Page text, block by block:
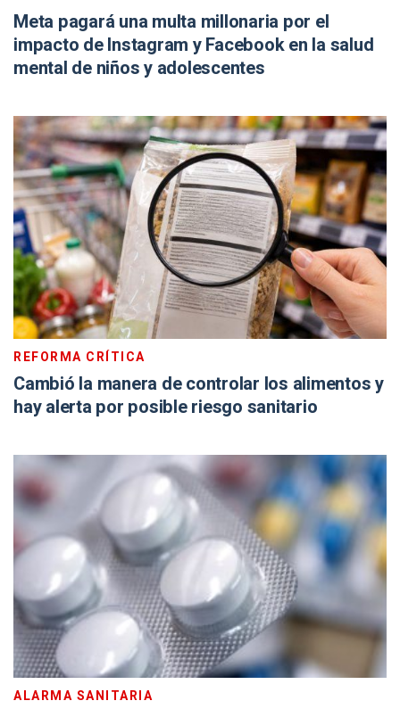
Meta pagará una multa millonaria por el
impacto de Instagram y Facebook en la salud
mental de niños y adolescentes
REFORMA CRÍTICA
Cambió la manera de controlar los alimentos y
hay alerta por posible riesgo sanitario
ALARMA SANITARIA